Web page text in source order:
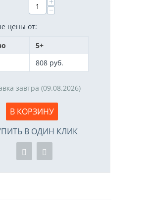
−
цены от:
5+
808 руб.
завтра (09.08.2026)
В КОРЗИНУ
В ОДИН КЛИК